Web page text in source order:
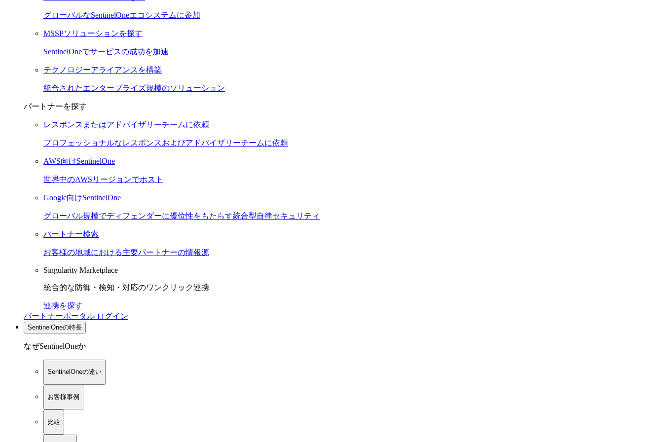
グローバルなSentinelOneエコシステムに参加
MSSPソリューションを探す
SentinelOneでサービスの成功を加速
テクノロジーアライアンスを構築
統合されたエンタープライズ規模のソリューション
パートナーを探す
レスポンスまたはアドバイザリーチームに依頼
プロフェッショナルなレスポンスおよびアドバイザリーチームに依頼
AWS向けSentinelOne
世界中のAWSリージョンでホスト
Google向けSentinelOne
グローバル規模でディフェンダーに優位性をもたらす統合型自律セキュリティ
パートナー検索
お客様の地域における主要パートナーの情報源
Singularity Marketplace
統合的な防御・検知・対応のワンクリック連携
連携を探す
パートナーポータル ログイン
SentinelOneの特長
なぜSentinelOneか
SentinelOneの違い
お客様事例
比較